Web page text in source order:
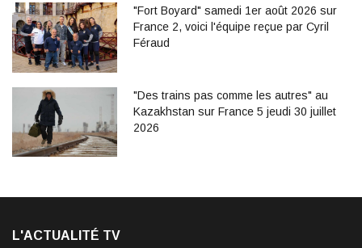
"Fort Boyard" samedi 1er août 2026 sur
France 2, voici l'équipe reçue par Cyril
Féraud
"Des trains pas comme les autres" au
Kazakhstan sur France 5 jeudi 30 juillet
2026
L'ACTUALITÉ TV